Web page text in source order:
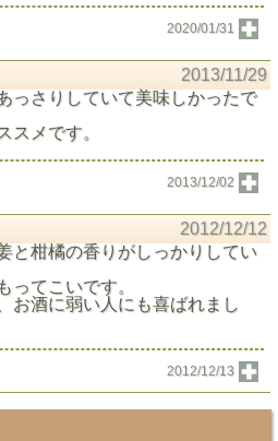
2020/01/31
2013/11/29
っさりしていて美味しかったで
スメです。
2013/12/02
2012/12/12
と柑橘の香りがしっかりしてい
ってこいです。
お酒に弱い人にも喜ばれまし
2012/12/13